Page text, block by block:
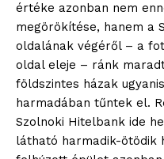
értéke azonban nem
megörökítése, hanem a
oldalának végéről – a
oldal eleje – ránk
földszintes házak
harmadában tűntek el.
Szolnoki Hitelbank ide
látható harmadik-ötödik